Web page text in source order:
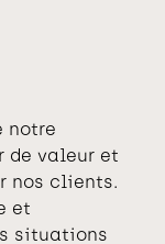
notre
de valeur et
nos clients.
et
situations